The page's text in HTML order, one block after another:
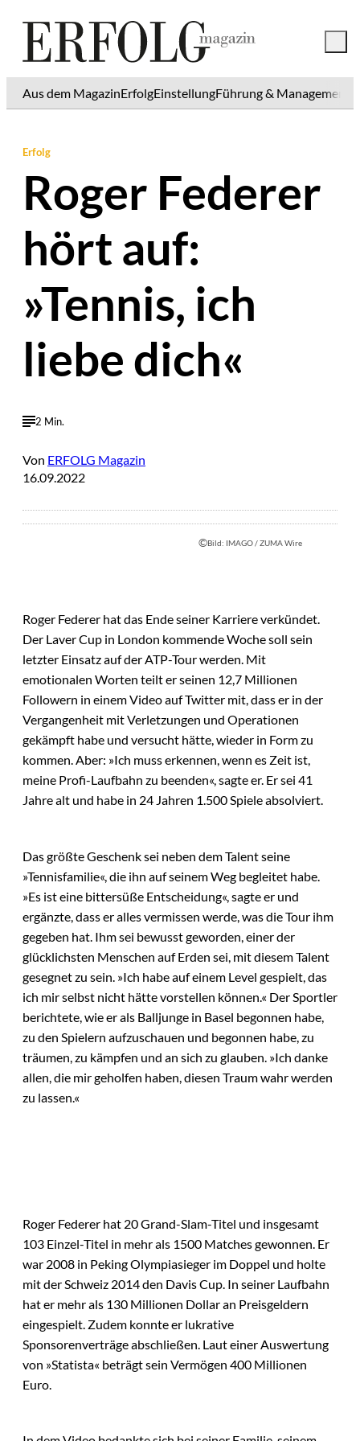
Aus dem MagazinErfolgEinstellungFührung & Management
Erfolg
Roger Federer
hört auf:
»Tennis, ich
liebe dich«
2 Min.
Von ERFOLG Magazin
16.09.2022
©Bild: IMAGO / ZUMA Wire
Roger Federer hat das Ende seiner Karriere verkündet.
Der Laver Cup in London kommende Woche soll sein
letzter Einsatz auf der ATP-Tour werden. Mit
emotionalen Worten teilt er seinen 12,7 Millionen
Followern in einem Video auf Twitter mit, dass er in der
Vergangenheit mit Verletzungen und Operationen
gekämpft habe und versucht hätte, wieder in Form zu
kommen. Aber: »Ich muss erkennen, wenn es Zeit ist,
meine Profi-Laufbahn zu beenden«, sagte er. Er sei 41
Jahre alt und habe in 24 Jahren 1.500 Spiele absolviert.
Das größte Geschenk sei neben dem Talent seine
»Tennisfamilie«, die ihn auf seinem Weg begleitet habe.
»Es ist eine bittersüße Entscheidung«, sagte er und
ergänzte, dass er alles vermissen werde, was die Tour ihm
gegeben hat. Ihm sei bewusst geworden, einer der
glücklichsten Menschen auf Erden sei, mit diesem Talent
gesegnet zu sein. »Ich habe auf einem Level gespielt, das
ich mir selbst nicht hätte vorstellen können.« Der Sportler
berichtete, wie er als Balljunge in Basel begonnen habe,
zu den Spielern aufzuschauen und begonnen habe, zu
träumen, zu kämpfen und an sich zu glauben. »Ich danke
allen, die mir geholfen haben, diesen Traum wahr werden
zu lassen.«
Roger Federer hat 20 Grand-Slam-Titel und insgesamt
103 Einzel-Titel in mehr als 1500 Matches gewonnen. Er
war 2008 in Peking Olympiasieger im Doppel und holte
mit der Schweiz 2014 den Davis Cup. In seiner Laufbahn
hat er mehr als 130 Millionen Dollar an Preisgeldern
eingespielt. Zudem konnte er lukrative
Sponsorenverträge abschließen. Laut einer Auswertung
von »Statista« beträgt sein Vermögen 400 Millionen
Euro.